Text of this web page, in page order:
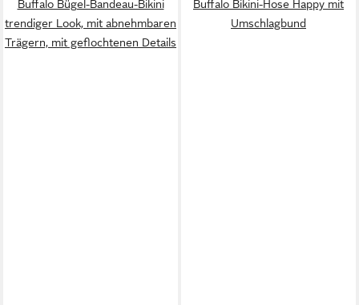
Buffalo Bügel-Bandeau-Bikini
trendiger Look, mit abnehmbaren
Trägern, mit geflochtenen Details
Buffalo Bikini-Hose Happy mit
Umschlagbund